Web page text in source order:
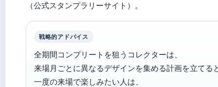
（公式スタンプラリーサイト）。
戦略的アドバイス
全期間コンプリートを狙うコレクターは、
来場月ごとに異なるデザインを集める計画を立てる
一度の来場で楽しみたい人は、